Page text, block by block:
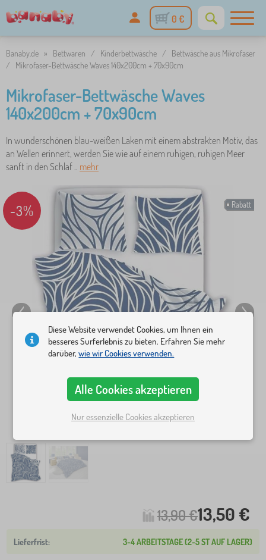
0 €
Banaby.de » Bettwaren / Kinderbettwäsche /
Bettwäsche aus Mikrofaser
/
Mikrofaser-Bettwäsche Waves 140x200cm + 70x90cm
Mikrofaser-Bettwäsche Waves
140x200cm + 70x90cm
In wunderschönen blau-weißen Laken mit einem abstrakten Motiv, das
an Wellen erinnert, werden Sie wie auf einem ruhigen, ruhigen Meer
sanft in den Schlaf .. mehr
Rabatt
-3%
13,90 €13,50 €
3-4 ARBEITSTAGE (2-5 ST AUF LAGER)
Diese Website verwendet Cookies, um Ihnen ein
besseres Surferlebnis zu bieten. Erfahren Sie mehr
darüber,wie wir Cookies verwenden.
Alle Cookies akzeptieren
Nur essenzielle Cookies akzeptieren